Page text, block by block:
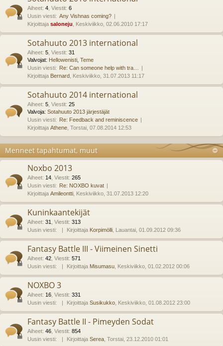
Aiheet: 4 Viestit: 6
Uusin viesti: Any Vishnas coming?
Kirjoittaja saloneju , Keskiviikko, 02.06.2010 17:17
Sotahuuto 2013 international
Aiheet: 5 Viestit: 31
Valvojat: Hellowenisti Teme
Uusin viesti: Re: Can someone help with tra…
Kirjoittaja Bernard , Keskiviikko, 31.07.2013 11:17
Sotahuuto 2014 international
Aiheet: 5 Viestit: 25
Valvoja: Sotahuuto 2013 järjestäjät
Uusin viesti: Re: Feedback and reminiscence
Kirjoittaja Athene , Torstai, 07.08.2014 12:53
Menneet tapahtumat, muut
Noxbo 2013
Aiheet: 14 Viestit: 265
Uusin viesti: Re: NOXBO kuvat
Kirjoittaja Amileontti , Keskiviikko, 31.07.2013 12:20
Kuninkaantekijät
Aiheet: 31 Viestit: 313
Uusin viesti:
Kirjoittaja Korpimölli , Lauantai, 01.09.2012 09:36
Fantasy Battle III - Viimeinen Sinetti
Aiheet: 42 Viestit: 571
Uusin viesti:
Kirjoittaja Misumasu , Keskiviikko, 01.02.2012 00:06
NOXBO 3
Aiheet: 16 Viestit: 331
Uusin viesti:
Kirjoittaja Susikukko , Keskiviikko, 01.08.2012 23:00
Fantasy Battle II - Pimeyden Sodat
Aiheet: 46 Viestit: 854
Uusin viesti:
Kirjoittaja Serea , Torstai, 23.12.2010 01:01